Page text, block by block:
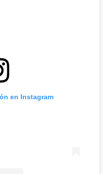
en Instagram